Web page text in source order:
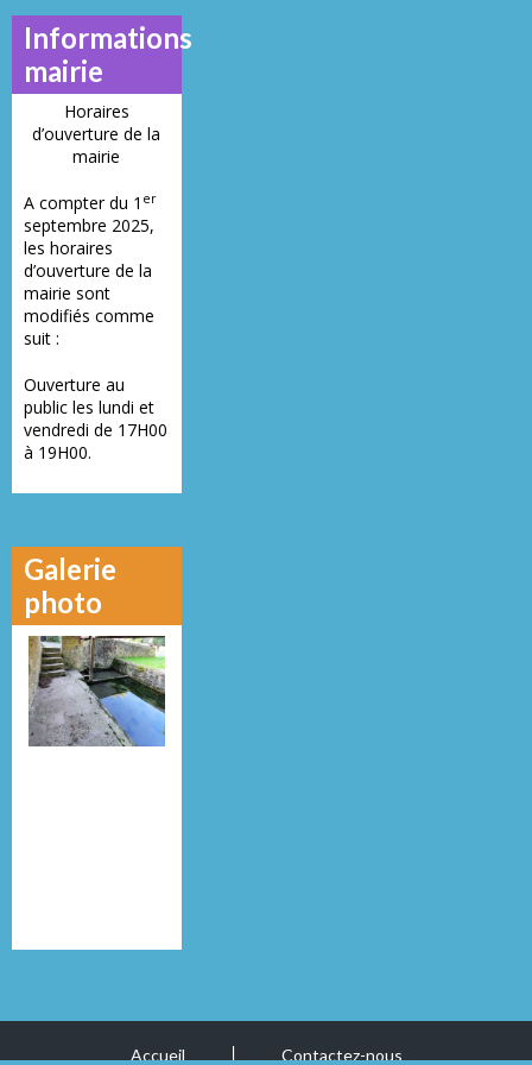
Informations
mairie
Horaires
d’ouverture de la
mairie
A compter du 1 er
septembre 2025,
les horaires
d’ouverture de la
mairie sont
modifiés comme
suit :
Ouverture au
public les lundi et
vendredi de 17H00
à 19H00.
Galerie
photo
Accueil Contactez-nous